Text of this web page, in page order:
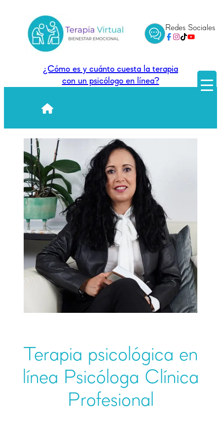
contenido
Redes Sociales
¿Cómo es y cuánto cuesta la terapia
con un psicólogo en línea?
Terapia psicológica en
línea Psicóloga Clínica
Profesional